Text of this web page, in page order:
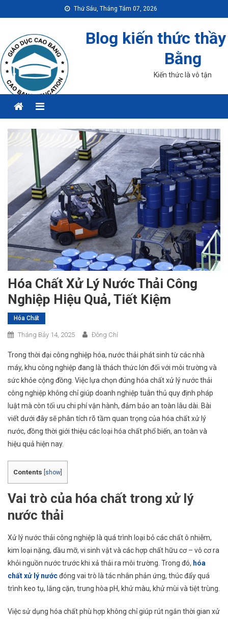
to
Thứ Sáu, Tháng Tám 07, 2026
Blog kiến thức
Bằng
Kiến thức là vô tận
Menu
Hóa Chất Xử Lý Nước Thải Công
Nghiệp Hiệu Quả, Tiết Kiệm
Hóa Chất
Tháng Bảy 14, 2025 Đông Chí
Trong thời đại công nghiệp hóa, nước thải phát sinh từ các nhà
máy, khu công nghiệp đang là thách thức lớn đối với môi trường và
sức khỏe cộng đồng. Việc lựa chọn đúng hóa chất xử lý nước thải
công nghiệp không chỉ giúp doanh nghiệp tuân thủ quy định pháp
luật mà còn tối ưu chi phí vận hành, đảm bảo an toàn lâu dài. Bài
viết dưới đây sẽ phân tích rõ tầm quan trọng của hóa chất xử lý
nước, đồng thời giới thiệu các loại hóa chất phổ biến, an toàn và
hiệu quả hiện nay.
Contents show
Vai trò của hóa chất trong xử lý
nước thải
Xử lý nước thải công nghiệp là quá trình loại bỏ các chất ô nhiễm,
kim loại nặng, dầu mỡ, vi sinh vật và các hợp chất hữu cơ – vô cơ ra
khỏi nguồn nước trước khi xả thải ra môi trường. Trong đó, hóa
chất xử lý nướcđóng vai trò là tác nhân phản ứng, thúc đẩy quá
trình keo tụ, lắng cặn, trung hòa pH, khử màu, khử mùi và tiệt trùng.
Việc sử dụng hóa chất phù hợp không chỉ giúp rút ngắn thời gian xử